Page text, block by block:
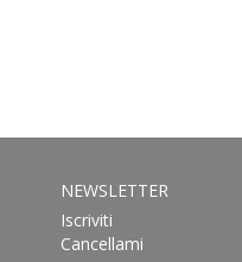
NEWSLETTER
Iscriviti
Cancellami